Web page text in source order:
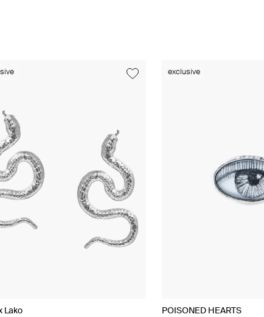
Lako
exclusive
POISONED HEARTS